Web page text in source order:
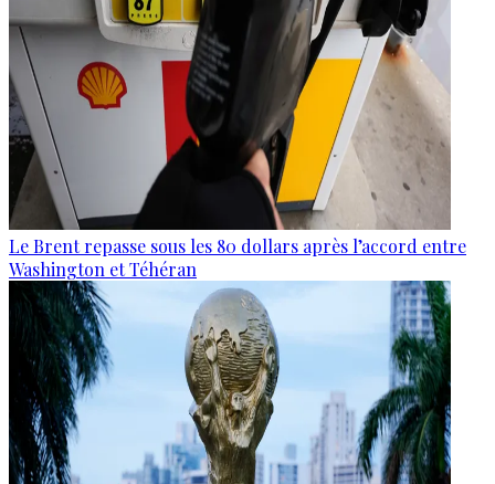
Le Brent repasse sous les 80 dollars après l’accord entre
Washington et Téhéran